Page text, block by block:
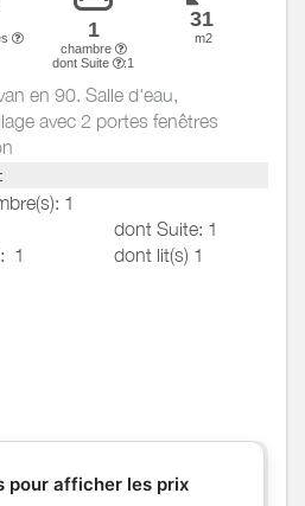
1
chambre
dont Suite
:1
31
m2
en 90. Salle d'eau,
avec 2 portes fenêtres
1
dont Suite: 1
1
dont lit(s) 1
cheveux
1pour afficher les prix